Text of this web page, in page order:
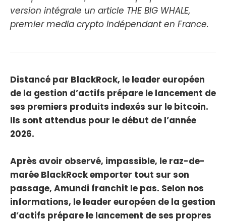
version intégrale un article THE BIG WHALE,
premier media crypto indépendant en France.
Distancé par BlackRock, le leader européen
de la gestion d’actifs prépare le lancement de
ses premiers produits indexés sur le bitcoin.
Ils sont attendus pour le début de l’année
2026.
Après avoir observé, impassible, le raz-de-
marée BlackRock emporter tout sur son
passage, Amundi franchit le pas. Selon nos
informations, le leader européen de la gestion
d’actifs prépare le lancement de ses propres